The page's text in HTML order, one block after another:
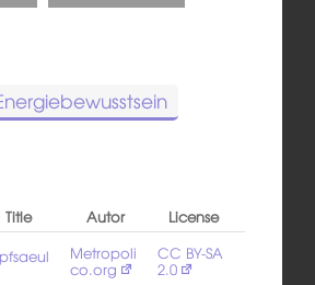
Title Autor
License
Metropoli
co.org
CC BY-SA
2.0